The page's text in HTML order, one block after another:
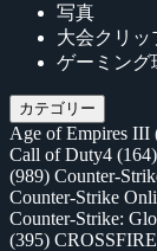
写真
大会クリッ
ゲーミング
カテゴリー
Age of Empires III
Call of Duty4 (164)
(989) Counter-
Counter-Strike
Counter-Strike:
(395) CROSSFIRE